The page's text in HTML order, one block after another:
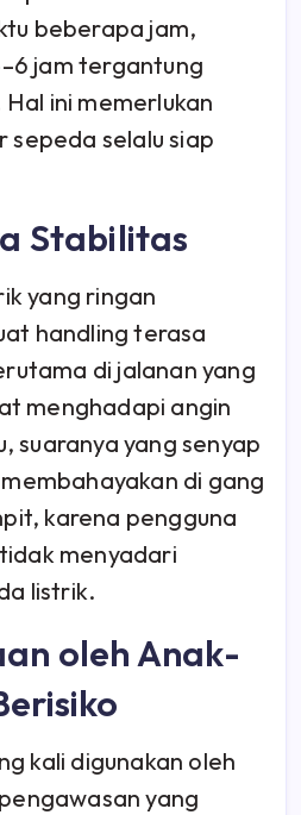
beberapa jam,
jam tergantung
ini memerlukan
selalu siap
Stabilitas
yang ringan
handling terasa
di jalanan yang
menghadapi angin
suaranya yang senyap
di gang
karena pengguna
menyadari
listrik.
oleh Anak-
kali digunakan oleh
yang